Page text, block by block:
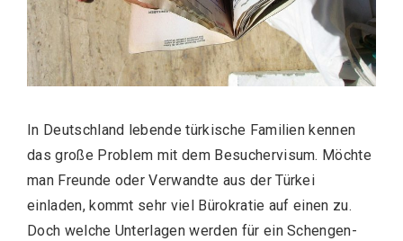
In Deutschland lebende türkische Familien kennen
das große Problem mit dem Besuchervisum. Möchte
man Freunde oder Verwandte aus der Türkei
einladen, kommt sehr viel Bürokratie auf einen zu.
Doch welche Unterlagen werden für ein Schengen-